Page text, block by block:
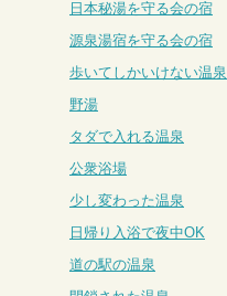
日本秘湯を守る会の宿
源泉湯宿を守る会の宿
歩いてしかいけない温泉
野湯
タダで入れる温泉
公衆浴場
少し変わった温泉
日帰り入浴で夜中OK
道の駅の温泉